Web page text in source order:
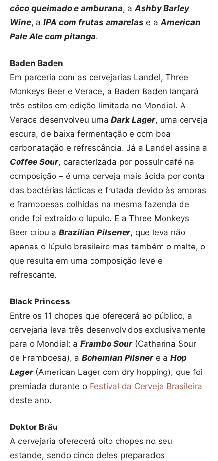
côco queimado e amburana, aAshby Barley
Wine, a IPA com frutas amarelas e aAmerican
Pale Ale com pitanga.
Baden Baden
Em parceria com as cervejarias Landel, Three
Monkeys Beer e Verace, a Baden Baden lançará
três estilos em edição limitada no Mondial. A
Verace desenvolveu uma Dark Lager, uma cerveja
escura, de baixa fermentação e com boa
carbonatação e refrescância. Já a Landel assina a
Coffee Sour, caracterizada por possuir café na
composição – é uma cerveja mais ácida por conta
das bactérias lácticas e frutada devido às amoras
e framboesas colhidas na mesma fazenda de
onde foi extraído o lúpulo. E a Three Monkeys
Beer criou a Brazilian Pilsener, que leva não
apenas o lúpulo brasileiro mas também o malte, o
que resulta em uma composição leve e
refrescante.
Black Princess
Entre os 11 chopes que oferecerá ao público, a
cervejaria leva três desenvolvidos exclusivamente
para o Mondial: a Frambo Sour(Catharina Sour
de Framboesa), a Bohemian Pilsnere a Hop
Lager(American Lager com dry hopping), que foi
premiada durante o Festival da Cerveja Brasileira
deste ano.
Doktor Bräu
A cervejaria oferecerá oito chopes no seu
estande, sendo cinco deles preparados